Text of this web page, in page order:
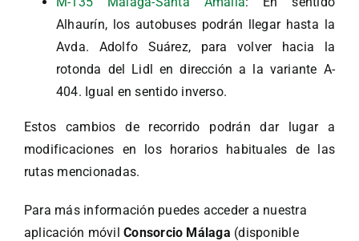
Alhaurín, los autobuses podrán llegar hasta la
Avda. Adolfo Suárez, para volver hacia la
rotonda del Lidl en dirección a la variante A-
404. Igual en sentido inverso.
Estos cambios de recorrido podrán dar lugar a
modificaciones en los horarios habituales de las
rutas mencionadas.
Para más información puedes acceder a nuestra
aplicación móvilConsorcio Málaga (disponible